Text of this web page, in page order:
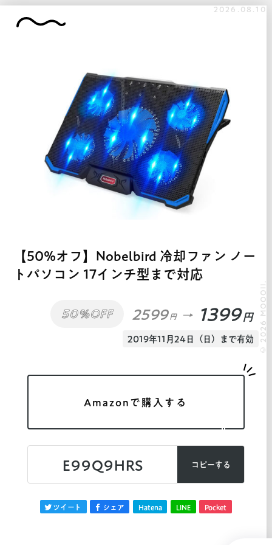
2026.08.10
【50%オフ】Nobelbird 冷却ファン ノー
トパソコン 17インチ型まで対応
50%OFF 2599 円 1399 円
2019年11月24日（日）まで有効
Amazonで購入する
E99Q9HRS コピーする
ツイート シェア Hatena LINE Pocket
© 2026 MOOOII.